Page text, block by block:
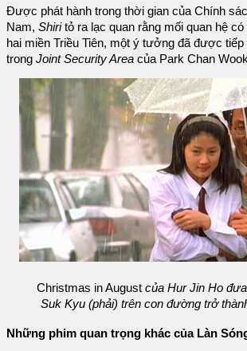
Được phát hành trong thời gian của Chính
Nam, Shiritỏ ra lạc quan rằng mối quan hệ
hai miền Triều Tiên, một ý tưởng đã được
trong Joint Security Area của Park Chan
Christmas in August của Hur Jin Ho
Suk Kyu (phải) trên con đường trở
Những phim quan trọng khác của Làn